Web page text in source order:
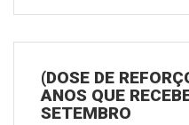
(DOSE DE
ANOS QUE
SETEMBRO